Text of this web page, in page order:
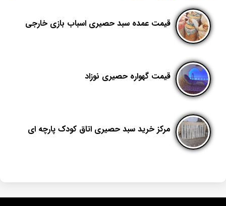
قیمت عمده سبد حصیری اسباب بازی خارجی
قیمت گهواره حصیری نوزاد
مرکز خرید سبد حصیری اتاق کودک پارچه ای